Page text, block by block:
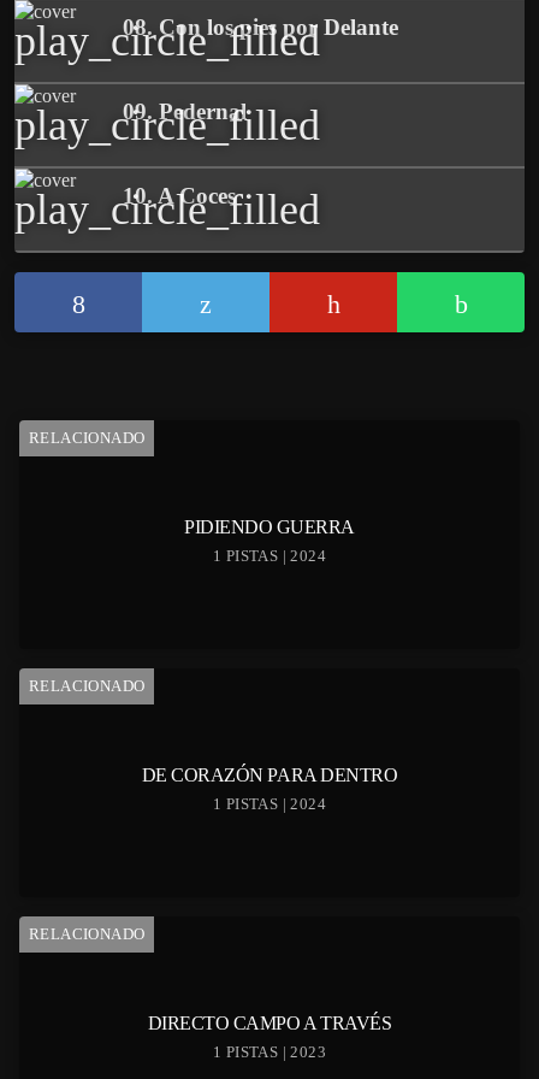
play_circle_filled
08. Con los pies por Delante
play_circle_filled
09. Pedernal
play_circle_filled
10. A Coces
RELACIONADO
PIDIENDO GUERRA
1 PISTAS | 2024
RELACIONADO
DE CORAZÓN PARA DENTRO
1 PISTAS | 2024
RELACIONADO
DIRECTO CAMPO A TRAVÉS
1 PISTAS | 2023